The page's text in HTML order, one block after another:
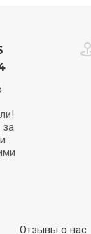
Отзывы о нас